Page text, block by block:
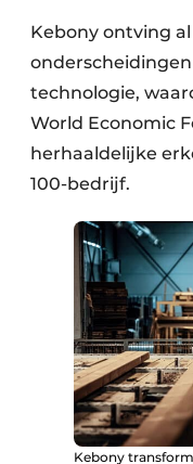
Kebony ontving
technologie,
World Economic
herhaaldelijke
100-bedrijf.
Kebony